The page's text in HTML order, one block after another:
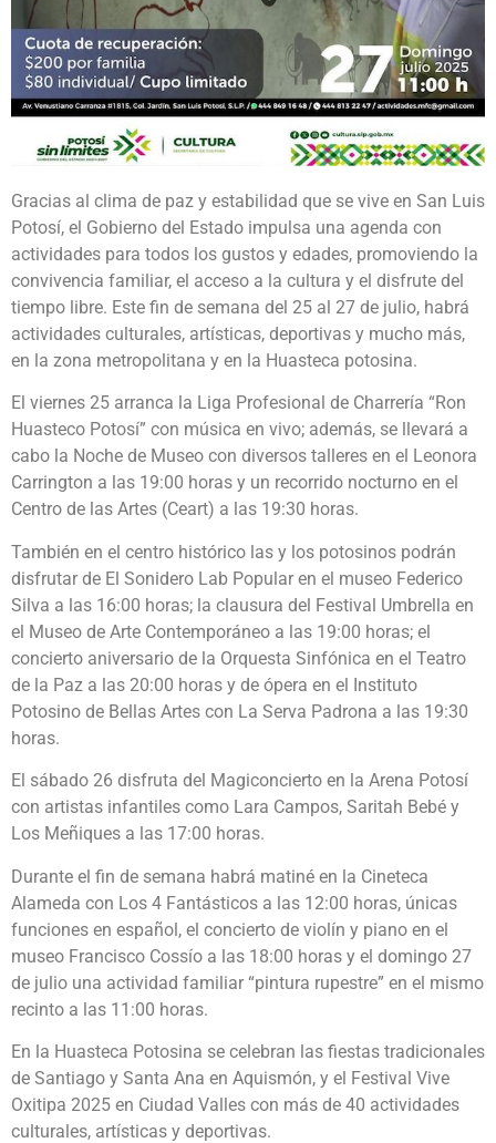
Gracias al clima de paz y estabilidad que se vive en San Luis
Potosí, el Gobierno del Estado impulsa una agenda con
actividades para todos los gustos y edades, promoviendo la
convivencia familiar, el acceso a la cultura y el disfrute del
tiempo libre. Este fin de semana del 25 al 27 de julio, habrá
actividades culturales, artísticas, deportivas y mucho más,
en la zona metropolitana y en la Huasteca potosina.
El viernes 25 arranca la Liga Profesional de Charrería “Ron
Huasteco Potosí” con música en vivo; además, se llevará a
cabo la Noche de Museo con diversos talleres en el Leonora
Carrington a las 19:00 horas y un recorrido nocturno en el
Centro de las Artes (Ceart) a las 19:30 horas.
También en el centro histórico las y los potosinos podrán
disfrutar de El Sonidero Lab Popular en el museo Federico
Silva a las 16:00 horas; la clausura del Festival Umbrella en
el Museo de Arte Contemporáneo a las 19:00 horas; el
concierto aniversario de la Orquesta Sinfónica en el Teatro
de la Paz a las 20:00 horas y de ópera en el Instituto
Potosino de Bellas Artes con La Serva Padrona a las 19:30
horas.
El sábado 26 disfruta del Magiconcierto en la Arena Potosí
con artistas infantiles como Lara Campos, Saritah Bebé y
Los Meñiques a las 17:00 horas.
Durante el fin de semana habrá matiné en la Cineteca
Alameda con Los 4 Fantásticos a las 12:00 horas, únicas
funciones en español, el concierto de violín y piano en el
museo Francisco Cossío a las 18:00 horas y el domingo 27
de julio una actividad familiar “pintura rupestre” en el mismo
recinto a las 11:00 horas.
En la Huasteca Potosina se celebran las fiestas tradicionales
de Santiago y Santa Ana en Aquismón, y el Festival Vive
Oxitipa 2025 en Ciudad Valles con más de 40 actividades
culturales, artísticas y deportivas.